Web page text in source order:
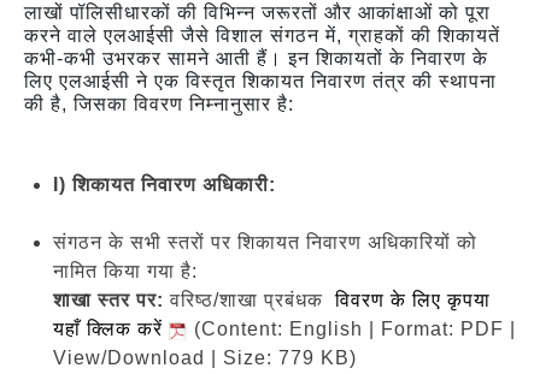
लाखों पॉलिसीधारकों की विभिन्न जरूरतों और आकांक्षाओं को पूरा
करने वाले एलआईसी जैसे विशाल संगठन में, ग्राहकों की शिकायतें
कभी-कभी उभरकर सामने आती हैं। इन शिकायतों के निवारण के
लिए एलआईसी ने एक विस्तृत शिकायत निवारण तंत्र की स्थापना
की है, जिसका विवरण निम्नानुसार है:
I) शिकायत निवारण अधिकारी:
संगठन के सभी स्तरों पर शिकायत निवारण अधिकारियों को
नामित किया गया है:
शाखा स्तर पर:वरिष्ठ/शाखा प्रबंधकविवरण के लिए कृपया
यहाँ क्लिक करें
(Content: English | Format: PDF |
View/Download | Size: 779 KB)